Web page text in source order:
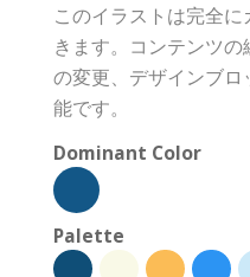
このイラストは完全
きます。コンテンツ
の変更、デザインブ
能です。
Dominant Color
Palette